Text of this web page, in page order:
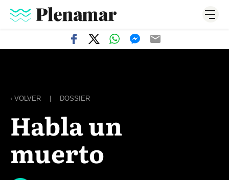
‹ VOLVER DOSSIER
Habla un
muerto